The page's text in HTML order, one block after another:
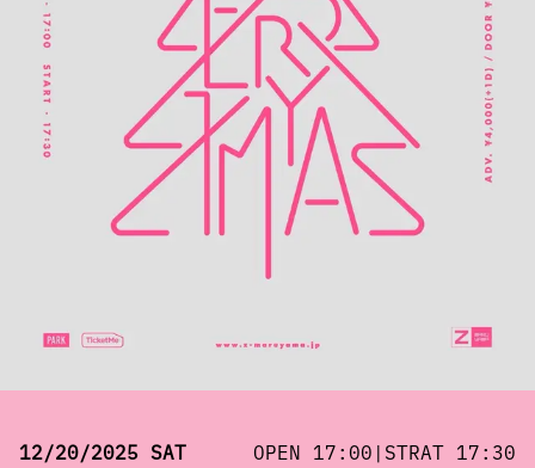
12/20/2025 SAT OPEN 17:00|STRAT 17:30